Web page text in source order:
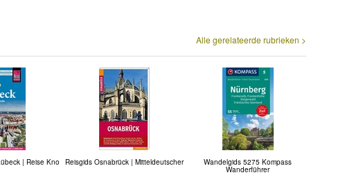
Alle gerelateerde rubrieken >
| Reise Kno Reisgids Osnabrück | Mitteldeutscher Wandelgids 5275 Kompass
Wanderführer